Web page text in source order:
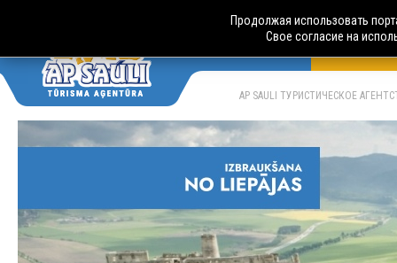
AP SAULI ТУРИСТИЧЕСКОЕ
Продолжая использовать
Свое согласие на